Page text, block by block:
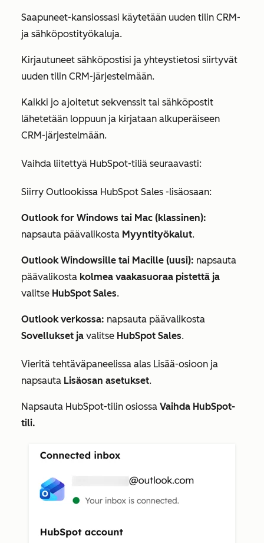
Saapuneet-kansiossasi käytetään uuden tilin CRM-
ja sähköpostityökaluja.
Kirjautuneet sähköpostisi ja yhteystietosi siirtyvät
uuden tilin CRM-järjestelmään.
Kaikki jo ajoitetut sekvenssit tai sähköpostit
lähetetään loppuun ja kirjataan alkuperäiseen
CRM-järjestelmään.
Vaihda liitettyä HubSpot-tiliä seuraavasti:
Siirry Outlookissa HubSpot Sales -lisäosaan:
Outlook for Windows tai Mac (klassinen):
napsauta päävalikosta Myyntityökalut.
Outlook Windowsille tai Macille (uusi): napsauta
päävalikosta kolmea vaakasuoraa pistettä ja
valitse HubSpot Sales.
Outlook verkossa: napsauta päävalikosta
Sovellukset ja valitse HubSpot Sales.
Vieritä tehtäväpaneelissa alas Lisää-osioon ja
napsauta Lisäosan asetukset.
Napsauta HubSpot-tilin osiossa Vaihda HubSpot-
tili.